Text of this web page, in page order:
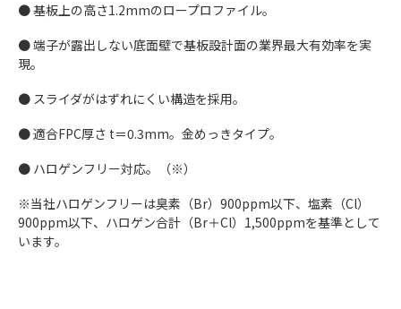
● 基板上の高さ1.2mmのロープロファイル。
● 端子が露出しない底面壁で基板設計面の業界最大有効率を実
現。
● スライダがはずれにくい構造を採用。
● 適合FPC厚さ t＝0.3mm。金めっきタイプ。
● ハロゲンフリー対応。（※）
※当社ハロゲンフリーは臭素（Br）900ppm以下、塩素（Cl）
900ppm以下、ハロゲン合計（Br＋Cl）1,500ppmを基準として
います。